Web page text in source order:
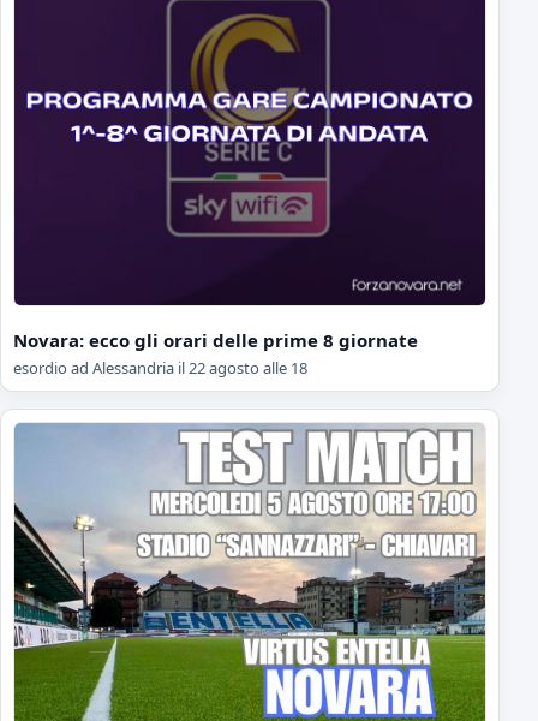
Novara: ecco gli orari delle prime 8 giornate
esordio ad Alessandria il 22 agosto alle 18